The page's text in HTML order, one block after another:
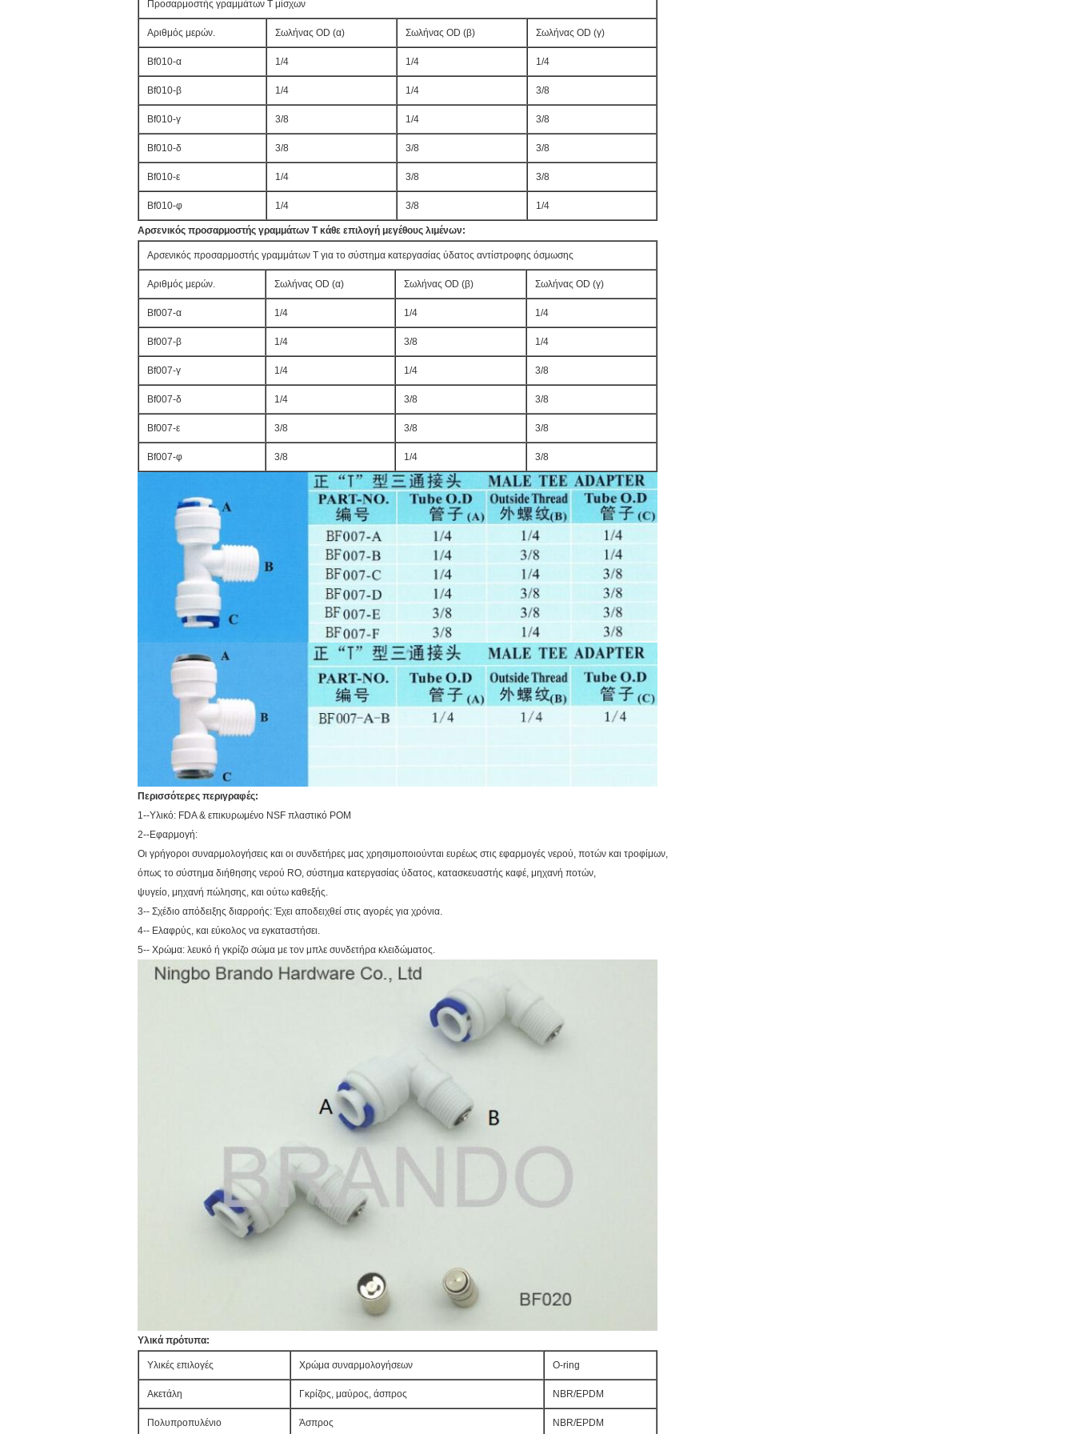
Προσαρμοστής γραμμάτων Τ μίσχων
Αριθμός μερών. Σωλήνας OD (α) Σωλήνας OD (β) Σωλήνας OD (γ)
Bf010-α 1/4 1/4 1/4
Bf010-β 1/4 1/4 3/8
Bf010-γ 3/8 1/4 3/8
Bf010-δ 3/8 3/8 3/8
Bf010-ε 1/4 3/8 3/8
Bf010-φ 1/4 3/8 1/4
Αρσενικός προσαρμοστής γραμμάτων Τ κάθε επιλογή μεγέθους λιμένων:
Αρσενικός προσαρμοστής γραμμάτων Τ για το σύστημα κατεργασίας ύδατος αντίστροφης όσμωσης
Αριθμός μερών. Σωλήνας OD (α) Σωλήνας OD (β) Σωλήνας OD (γ)
Bf007-α 1/4 1/4 1/4
Bf007-β 1/4 3/8 1/4
Bf007-γ 1/4 1/4 3/8
Bf007-δ 1/4 3/8 3/8
Bf007-ε 3/8 3/8 3/8
Bf007-φ 3/8 1/4 3/8
Περισσότερες περιγραφές:
1--Υλικό: FDA & επικυρωμένο NSF πλαστικό POM
2--Εφαρμογή:
Οι γρήγοροι συναρμολογήσεις και οι συνδετήρες μας χρησιμοποιούνται ευρέως στις εφαρμογές νερού, ποτών και τροφίμων,
όπως το σύστημα διήθησης νερού RO, σύστημα κατεργασίας ύδατος, κατασκευαστής καφέ, μηχανή ποτών,
ψυγείο, μηχανή πώλησης, και ούτω καθεξής.
3-- Σχέδιο απόδειξης διαρροής: Έχει αποδειχθεί στις αγορές για χρόνια.
4-- Ελαφρύς, και εύκολος να εγκαταστήσει.
5-- Χρώμα: λευκό ή γκρίζο σώμα με τον μπλε συνδετήρα κλειδώματος.
Υλικά πρότυπα:
Υλικές επιλογές Χρώμα συναρμολογήσεων O-ring
Ακετάλη Γκρίζος, μαύρος, άσπρος NBR/EPDM
Πολυπροπυλένιο Άσπρος NBR/EPDM